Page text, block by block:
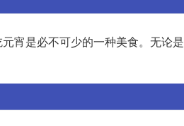
宵是必不可少的一种美食。无论